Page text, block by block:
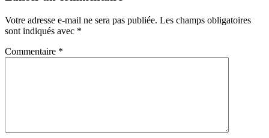
Votre adresse e-mail ne sera pas publiée. Les champs obligatoires
sont indiqués avec *
Commentaire *